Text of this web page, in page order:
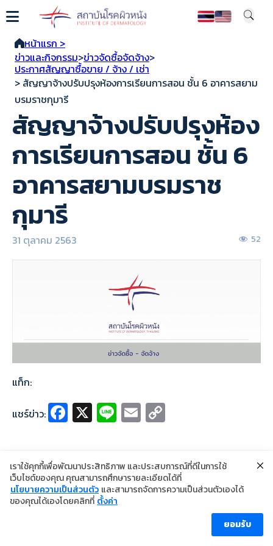
หน้าแรก >
ข่าวและกิจกรรม>ข่าวจัดซื้อจัดจ้าง>
ประกาศสัญญาซื้อขาย / จ้าง / เช่า
> สัญญาจ้างปรับปรุงห้องการเรียนการสอน ชั้น 6 อาคารสยาม
บรมราชกุมารี
สัญญาจ้างปรับปรุงห้อง
การเรียนการสอน ชั้น 6
อาคารสยามบรมราช
กุมารี
31 ตุลาคม 2563 52
แท็ก:
แชร์ข่าว: Fa
ce
o
o
k
X Li
n
E
m
l y
Li
©2024 Copyright Institute of Dermatology Thailand
นโยบายการคุ้มครองข้อมูลส่วนบุคคล
ผู้เข้าชม [ahc_total_visits]
เราใช้คุกกี้เพื่อพัฒนาประสิทธิภาพ และประสบการณ์ที่ดีในการใช้
เว็บไซต์ของคุณ คุณสามารถศึกษารายละเอียดได้ที่
นโยบายความเป็นส่วนตัว และสามารถจัดการความเป็นส่วนตัวเองได้
ของคุณได้เองโดยคลิกที่ ตั้งค่า
ยอมรับ